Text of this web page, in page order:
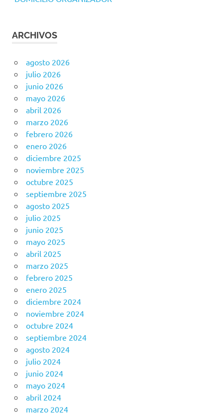
ARCHIVOS
agosto 2026
julio 2026
junio 2026
mayo 2026
abril 2026
marzo 2026
febrero 2026
enero 2026
diciembre 2025
noviembre 2025
octubre 2025
septiembre 2025
agosto 2025
julio 2025
junio 2025
mayo 2025
abril 2025
marzo 2025
febrero 2025
enero 2025
diciembre 2024
noviembre 2024
octubre 2024
septiembre 2024
agosto 2024
julio 2024
junio 2024
mayo 2024
abril 2024
marzo 2024